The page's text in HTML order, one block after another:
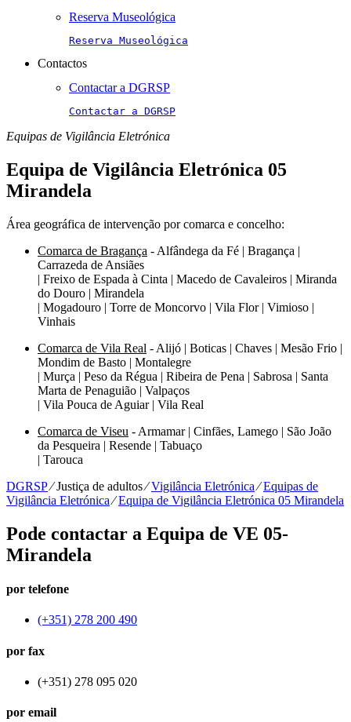
Reserva Museológica
Reserva Museológica
Contactos
Contactar a DGRSP
Contactar a DGRSP
Equipas de Vigilância Eletrónica
Equipa de Vigilância Eletrónica 05
Mirandela
Área geográfica de intervenção por comarca e concelho:
Comarca de Bragança - Alfândega da Fé | Bragança |
Carrazeda de Ansiães
| Freixo de Espada à Cinta | Macedo de Cavaleiros | Miranda
do Douro | Mirandela
| Mogadouro | Torre de Moncorvo | Vila Flor | Vimioso |
Vinhais
Comarca de Vila Real - Alijó | Boticas | Chaves | Mesão Frio |
Mondim de Basto | Montalegre
| Murça | Peso da Régua | Ribeira de Pena | Sabrosa | Santa
Marta de Penaguião | Valpaços
| Vila Pouca de Aguiar | Vila Real
Comarca de Viseu - Armamar | Cinfães, Lamego | São João
da Pesqueira | Resende | Tabuaço
| Tarouca
DGRSP⁄Justiça de adultos⁄Vigilância Eletrónica⁄Equipas de
Vigilância Eletrónica⁄Equipa de Vigilância Eletrónica 05 Mirandela
Pode contactar a Equipa de VE 05-
Mirandela
por telefone
(+351) 278 200 490
por fax
(+351) 278 095 020
por email